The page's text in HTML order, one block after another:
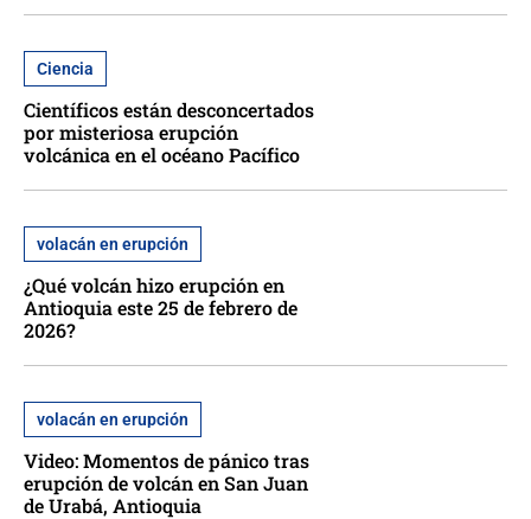
Ciencia
Científicos están desconcertados
por misteriosa erupción
volcánica en el océano Pacífico
volacán en erupción
¿Qué volcán hizo erupción en
Antioquia este 25 de febrero de
2026?
volacán en erupción
Video: Momentos de pánico tras
erupción de volcán en San Juan
de Urabá, Antioquia